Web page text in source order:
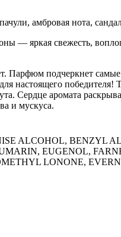
амбровая нота,
— яркая свежесть,
подчеркнет самые
настоящего
аромата
и мускуса.
ALCOHOL, BENZYL
EUGENOL,
LONONE,